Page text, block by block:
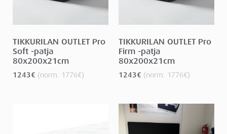
TIKKURILAN OUTLET Pro
Soft -patja
80x200x21cm
1243€ (norm. 1776€)
TIKKURILAN OUTLET Pro
Firm -patja
80x200x21cm
1243€ (norm. 1776€)